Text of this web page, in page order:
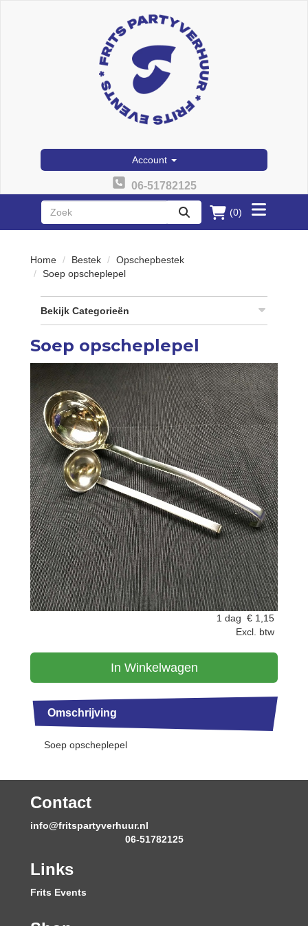
Account
06-51782125
zoeken
(0)
Toggle
menu
Home Bestek
Opschepbestek
Soep opscheplepel
Bekijk Categorieën
Soep opscheplepel
1 dag € 1,15
Excl. btw
In Winkelwagen
Omschrijving
Soep opscheplepel
Contact
info@fritspartyverhuur.nl
06-51782125
Links
Frits Events